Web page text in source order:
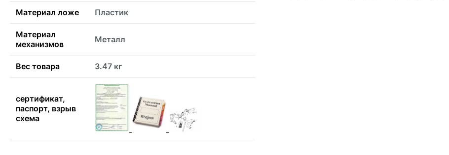
Материал ложе Пластик
Материал
механизмов
Металл
Вес товара 3.47 кг
сертификат,
паспорт, взрыв
схема